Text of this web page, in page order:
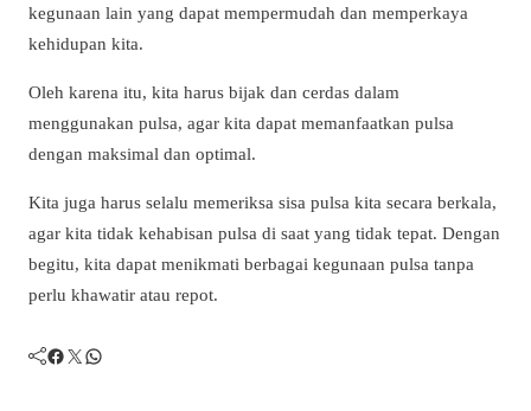
kegunaan lain yang dapat mempermudah dan memperkaya
kehidupan kita.
Oleh karena itu, kita harus bijak dan cerdas dalam
menggunakan pulsa, agar kita dapat memanfaatkan pulsa
dengan maksimal dan optimal.
Kita juga harus selalu memeriksa sisa pulsa kita secara berkala,
agar kita tidak kehabisan pulsa di saat yang tidak tepat. Dengan
begitu, kita dapat menikmati berbagai kegunaan pulsa tanpa
perlu khawatir atau repot.
Facebook Twitter WhatsApp